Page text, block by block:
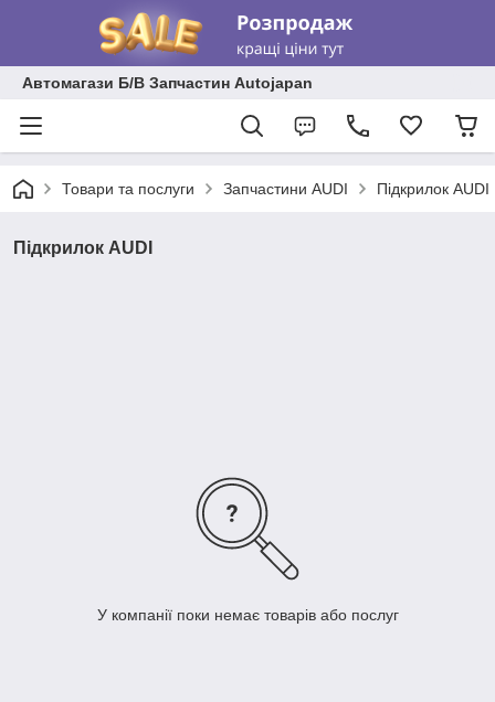
Автомагази Б/В Запчастин Autojapan
Товари та послуги Запчастини AUDI Підкрилок AUDI
Підкрилок AUDI
У компанії поки немає товарів або послуг